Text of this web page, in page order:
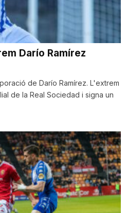
Darío Ramírez
de Darío Ramírez. L'extrem
de la Real Sociedad i signa un